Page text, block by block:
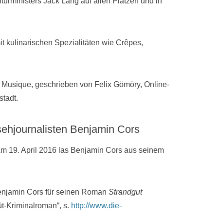
kulinarischen Spezialitäten wie Crêpes,
geschrieben von Felix Gömöry, Online-
Benjamin Cors
19. April 2016 las Benjamin Cors aus seinem
Cors für seinen Roman Strandgut
Kriminalroman“, s. http://www.die-